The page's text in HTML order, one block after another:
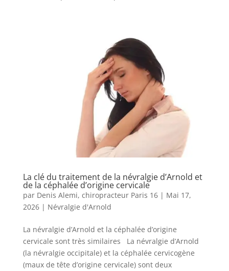
La clé du traitement de la névralgie d’Arnold et
de la céphalée d’origine cervicale
par Denis Alemi, chiropracteur Paris 16| Mai 17,
2026| Névralgie d'Arnold
La névralgie d’Arnold et la céphalée d’origine
cervicale sont très similaires La névralgie d’Arnold
(la névralgie occipitale) et la céphalée cervicogène
(maux de tête d’origine cervicale) sont deux